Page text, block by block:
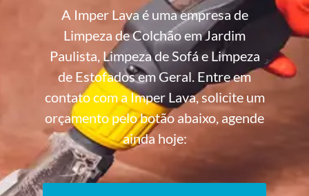
A Imper Lava é uma empresa de
Limpeza de Colchão em Jardim
Paulista, Limpeza de Sofá e Limpeza
de Estofados em Geral. Entre em
contato com a Imper Lava, solicite um
orçamento pelo botão abaixo, agende
ainda hoje: